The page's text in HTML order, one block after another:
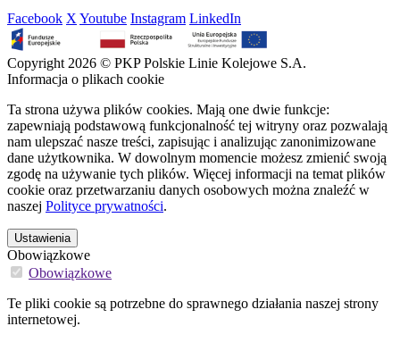
Facebook X Youtube Instagram LinkedIn
Copyright 2026 © PKP Polskie Linie Kolejowe S.A.
Informacja o plikach cookie
Ta strona używa plików cookies. Mają one dwie funkcje:
zapewniają podstawową funkcjonalność tej witryny oraz pozwalają
nam ulepszać nasze treści, zapisując i analizując zanonimizowane
dane użytkownika. W dowolnym momencie możesz zmienić swoją
zgodę na używanie tych plików. Więcej informacji na temat plików
cookie oraz przetwarzaniu danych osobowych można znaleźć w
naszej Polityce prywatności.
Ustawienia
Obowiązkowe
Obowiązkowe
Te pliki cookie są potrzebne do sprawnego działania naszej strony
internetowej.